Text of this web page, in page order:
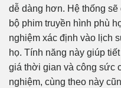
dễ dàng hơn. Hệ thống
bộ phim truyền hình phù
nghiệm xác định vào lịch
họ. Tính năng này giúp
giá thời gian và công sức
nghiệm, cùng theo này